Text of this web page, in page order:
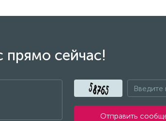
прямо сейчас!
Отправить